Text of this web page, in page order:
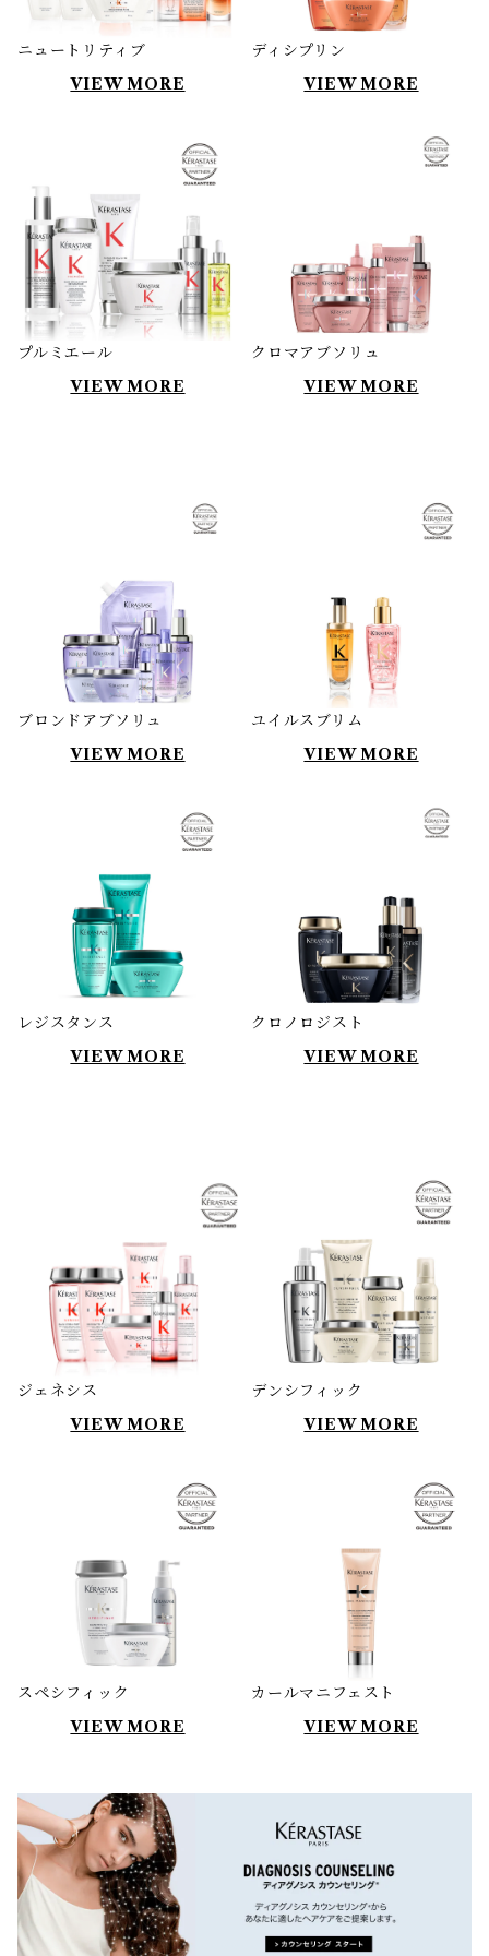
ニュートリティブ
VIEW MORE
ディシプリン
VIEW MORE
プルミエール
VIEW MORE
クロマアブソリュ
VIEW MORE
ブロンドアブソリュ
VIEW MORE
ユイルスブリム
VIEW MORE
レジスタンス
VIEW MORE
クロノロジスト
VIEW MORE
ジェネシス
VIEW MORE
デンシフィック
VIEW MORE
スペシフィック
VIEW MORE
カールマニフェスト
VIEW MORE